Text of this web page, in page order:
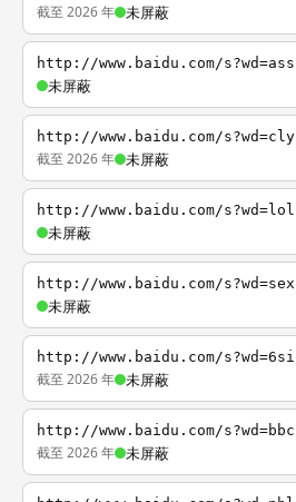
截至 2026 年 未屏蔽
http://www.baidu.com/s?wd=ass
未屏蔽
http://www.baidu.com/s?wd=cly
截至 2026 年 未屏蔽
http://www.baidu.com/s?wd=lol
未屏蔽
http://www.baidu.com/s?wd=sex
未屏蔽
http://www.baidu.com/s?wd=6si
截至 2026 年 未屏蔽
http://www.baidu.com/s?wd=bbc
截至 2026 年 未屏蔽